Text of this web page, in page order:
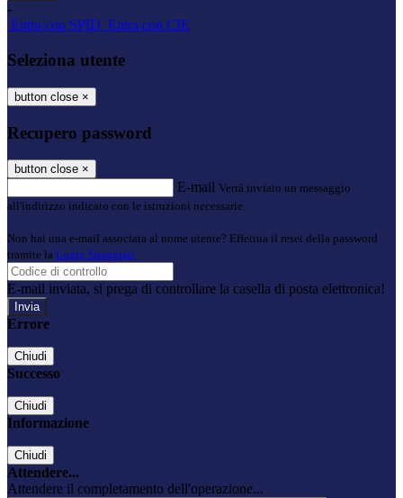
-
Entra con SPID Entra con CIE
Seleziona utente
button close ×
Recupero password
button close ×
E-mail Verrà inviato un messaggio
all'indirizzo indicato con le istruzioni necessarie.
Non hai una e-mail associata al nome utente? Effettua il reset della password
tramite la Login Spaggiari
E-mail inviata, si prega di controllare la casella di posta elettronica!
Errore
Chiudi
Successo
Chiudi
Informazione
Chiudi
Attendere...
Attendere il completamento dell'operazione...